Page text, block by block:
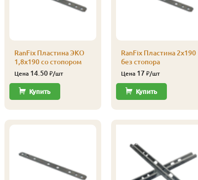
RanFix Пластина ЭКО
1,8х190 со стопором
Цена 14.50₽/шт
Купить
RanFix Пластина 2х190
без стопора
Цена 17 ₽/шт
Купить